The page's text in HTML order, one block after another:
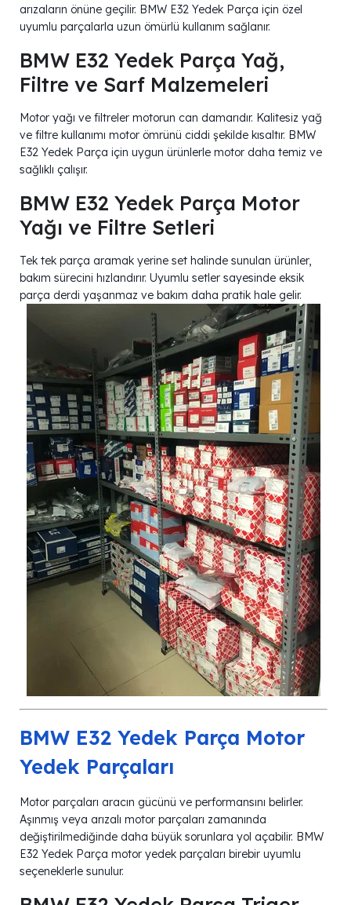
arızaların önüne geçilir. BMW E32 Yedek Parça için özel
uyumlu parçalarla uzun ömürlü kullanım sağlanır.
BMW E32 Yedek Parça Yağ,
Filtre ve Sarf Malzemeleri
Motor yağı ve filtreler motorun can damarıdır. Kalitesiz yağ
ve filtre kullanımı motor ömrünü ciddi şekilde kısaltır. BMW
E32 Yedek Parça için uygun ürünlerle motor daha temiz ve
sağlıklı çalışır.
BMW E32 Yedek Parça Motor
Yağı ve Filtre Setleri
Tek tek parça aramak yerine set halinde sunulan ürünler,
bakım sürecini hızlandırır. Uyumlu setler sayesinde eksik
parça derdi yaşanmaz ve bakım daha pratik hale gelir.
BMW E32 Yedek Parça Motor
Yedek Parçaları
Motor parçaları aracın gücünü ve performansını belirler.
Aşınmış veya arızalı motor parçaları zamanında
değiştirilmediğinde daha büyük sorunlara yol açabilir. BMW
E32 Yedek Parça motor yedek parçaları birebir uyumlu
seçeneklerle sunulur.